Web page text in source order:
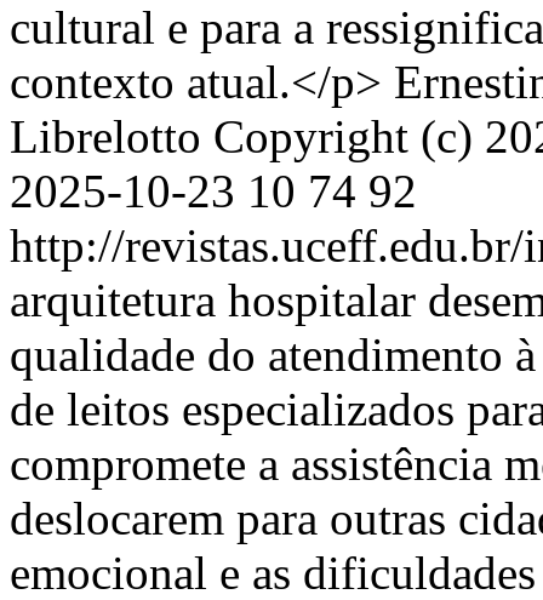
cultural e para a
contexto atual.</p>
Librelotto Copyright (c)
2025-10-23 10 74 92
http://
arquitetura hospitalar
qualidade do atendimento
de leitos especializados
compromete a assistência
deslocarem para outras
emocional e as